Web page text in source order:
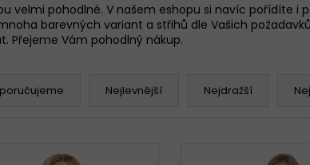
velmi pohodlné. V našem eshopu si navíc pořídíte i
barevných variant a střihů dle Vašich
Přejeme Vám pohodlný nákup.
Nejlevnější Nejdražší
Doporučujeme